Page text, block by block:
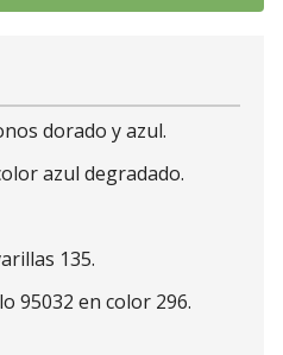
dorado y azul.
azul degradado.
135.
95032 en color 296.